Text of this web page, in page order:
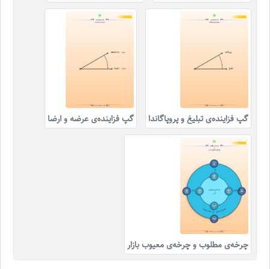
گپ فزاینده‌ی تبلیغ و پروپاگاندا گپ فزاینده‌ی عرضه و ارضا
چرخه‌ی مطلوب و چرخه‌ی معیوب بازار